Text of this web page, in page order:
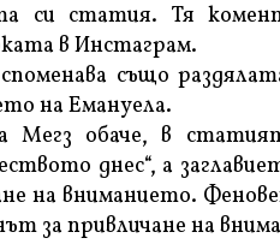
си статия. Тя
в Инстаграм.
също
на Емануела.
Мегз обаче, в
днес“, а
на вниманието.
за привличане на